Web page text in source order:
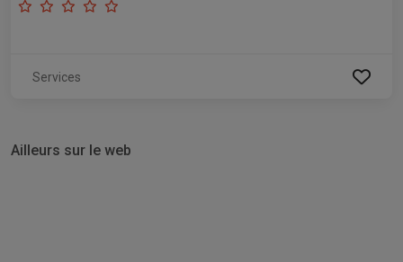
Services
Ailleurs sur le web